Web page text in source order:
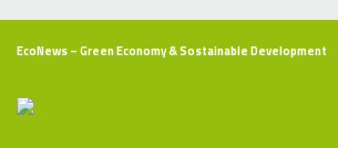
EcoNews– Green Economy & Sostainable Development